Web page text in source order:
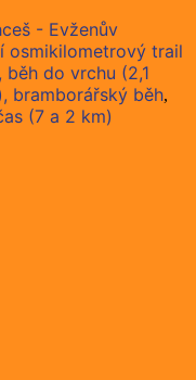
- Evženův
osmikilometrový trail
do vrchu (2,1
bramborářský běh,
(7 a 2 km)